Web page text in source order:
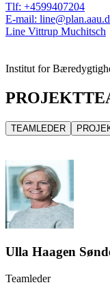
Tlf: +4599407204
E-mail:
Line Vittrup Muchitsch
Institut for
TEAMLEDER
Ulla Haagen
Teamleder